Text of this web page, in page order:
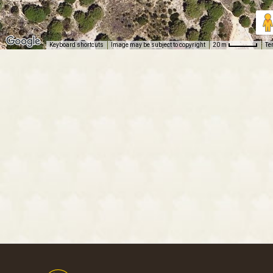
Keyboard shortcuts Image may be subject to copyright 20 m